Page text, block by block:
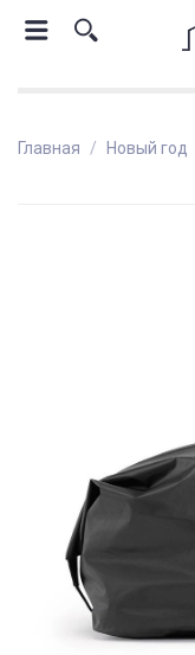
Главная Новый год